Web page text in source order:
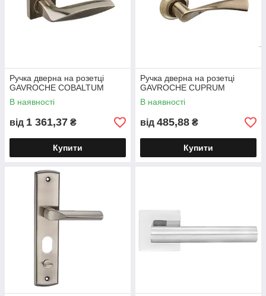
Ручка дверна на розетці
GAVROCHE COBALTUM
В наявності
від 1 361,37 ₴
Купити
Ручка дверна на розетці
GAVROCHE CUPRUM
В наявності
від 485,88 ₴
Купити